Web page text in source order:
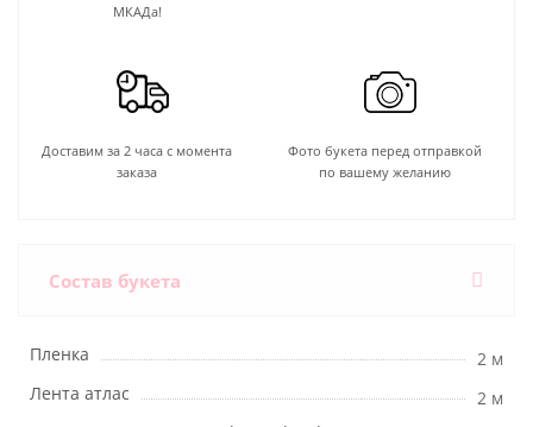
МКАДа!
Доставим за 2 часа с момента
заказа
Фото букета перед отправкой
по вашему желанию
Состав букета
Пленка
2 м
Лента атлас
2 м